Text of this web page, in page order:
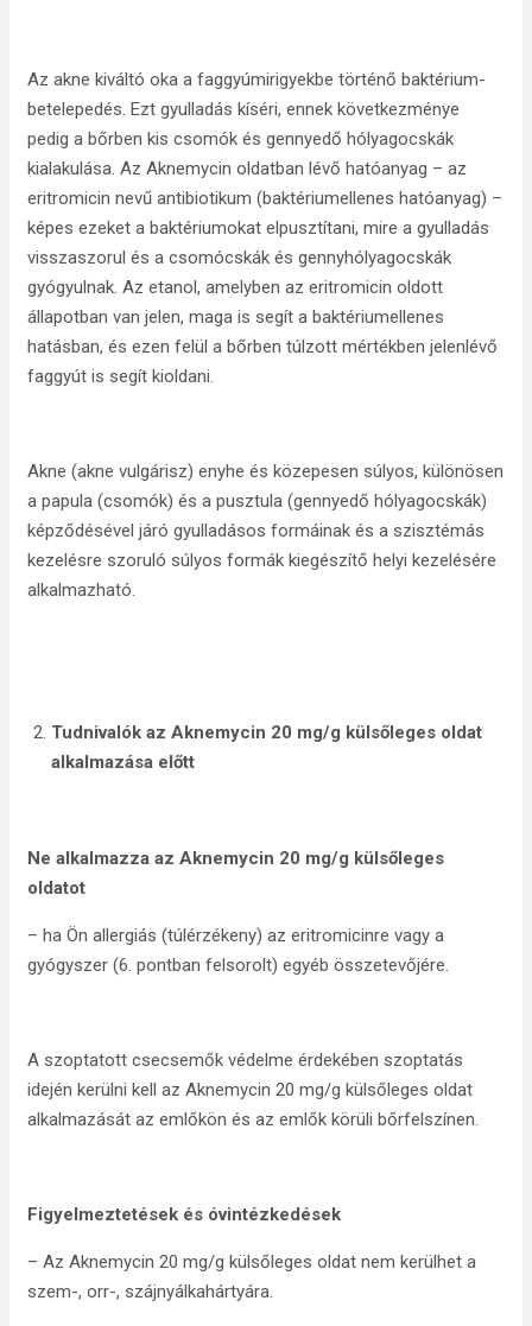
Az akne kiváltó oka a faggyúmirigyekbe történő baktérium-
betelepedés. Ezt gyulladás kíséri, ennek következménye
pedig a bőrben kis csomók és gennyedő hólyagocskák
kialakulása. Az Aknemycin oldatban lévő hatóanyag – az
eritromicin nevű antibiotikum (baktériumellenes hatóanyag) –
képes ezeket a baktériumokat elpusztítani, mire a gyulladás
visszaszorul és a csomócskák és gennyhólyagocskák
gyógyulnak. Az etanol, amelyben az eritromicin oldott
állapotban van jelen, maga is segít a baktériumellenes
hatásban, és ezen felül a bőrben túlzott mértékben jelenlévő
faggyút is segít kioldani.
Akne (akne vulgárisz) enyhe és közepesen súlyos, különösen
a papula (csomók) és a pusztula (gennyedő hólyagocskák)
képződésével járó gyulladásos formáinak és a szisztémás
kezelésre szoruló súlyos formák kiegészítő helyi kezelésére
alkalmazható.
Tudnivalók az Aknemycin 20 mg/g külsőleges oldat
alkalmazása előtt
Ne alkalmazza az Aknemycin 20 mg/g külsőleges
oldatot
– ha Ön allergiás (túlérzékeny) az eritromicinre vagy a
gyógyszer (6. pontban felsorolt) egyéb összetevőjére.
A szoptatott csecsemők védelme érdekében szoptatás
idején kerülni kell az Aknemycin 20 mg/g külsőleges oldat
alkalmazását az emlőkön és az emlők körüli bőrfelszínen.
Figyelmeztetések és óvintézkedések
– Az Aknemycin 20 mg/g külsőleges oldat nem kerülhet a
szem-, orr-, szájnyálkahártyára.